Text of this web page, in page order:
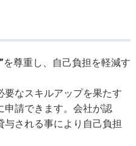
を尊重し、自己負担を軽減す
要なスキルアップを果たす
申請できます。会社が認
される事により自己負担